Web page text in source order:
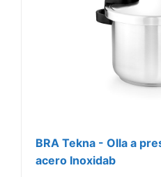
BRA Tekna - Olla a
acero Inoxidab